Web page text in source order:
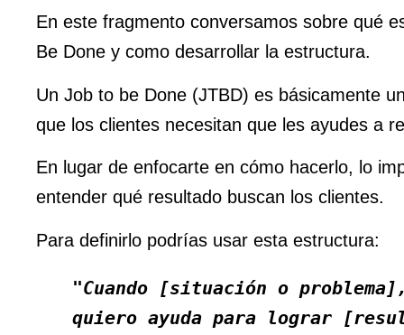
En este fragmento conversamos sobre qué
Be Done y como desarrollar la estructura.
Un Job to be Done (JTBD) es básicamente
que los clientes necesitan que les ayudes a
En lugar de enfocarte en cómo hacerlo, lo
entender qué resultado buscan los clientes.
Para definirlo podrías usar esta estructura:
"Cuando [situación o
quiero ayuda para lograr